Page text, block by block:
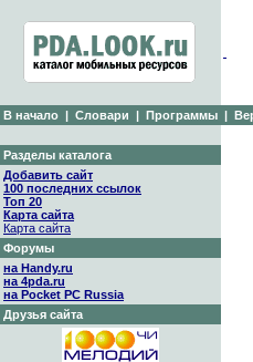
В начало | Словари | Программы |
Разделы каталога
Добавить сайт
100 последних ссылок
Топ 20
Карта сайта
Карта сайта
Форумы
на Handy.ru
на 4pda.ru
на Pocket PC Russia
Друзья сайта